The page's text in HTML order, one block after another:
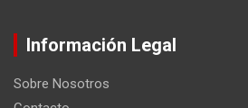
Información Legal
Sobre Nosotros